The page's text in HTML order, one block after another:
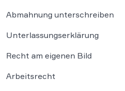
Abmahnung unterschreiben
Unterlassungserklärung
Recht am eigenen Bild
Arbeitsrecht